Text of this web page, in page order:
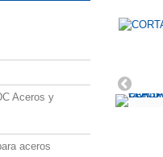
Aceros y
aceros